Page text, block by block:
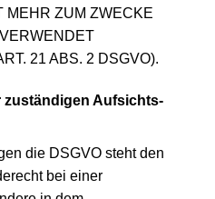
MEHR ZUM ZWECKE
21 ABS. 2 DSGVO).
zuständigen Aufsichts­
die DSGVO steht den
bei einer